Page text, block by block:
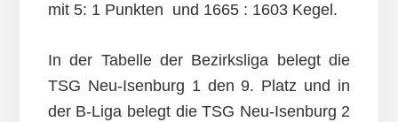
mit 5: 1 Punkten und 1665 : 1603 Kegel.
In der Tabelle der Bezirksliga belegt die
TSG Neu-Isenburg 1 den 9. Platz und in
der B-Liga belegt die TSG Neu-Isenburg 2